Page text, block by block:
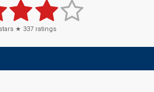
stars ★ 337 ratings